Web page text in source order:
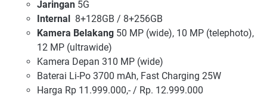
Jaringan 5G
Internal
8+128GB / 8+256GB
Kamera Belakang 50 MP (wide), 10 MP (telephoto),
12 MP (ultrawide)
Kamera Depan 310 MP (wide)
Baterai Li-Po 3700 mAh, Fast Charging 25W
Harga Rp 11.999.000,- / Rp. 12.999.000